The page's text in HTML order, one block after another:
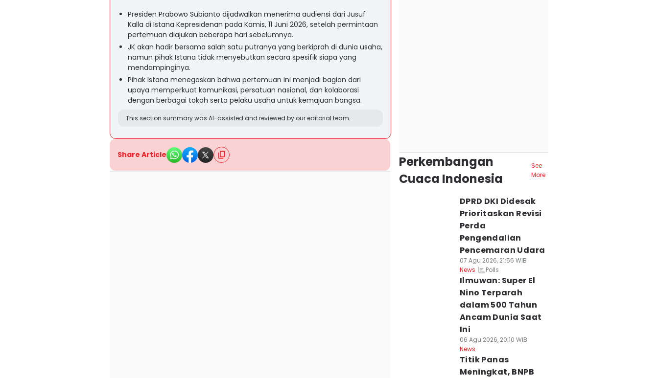
Presiden Prabowo Subianto dijadwalkan menerima audiensi dari Jusuf
Kalla di Istana Kepresidenan pada Kamis, 11 Juni 2026, setelah permintaan
pertemuan diajukan beberapa hari sebelumnya.
JK akan hadir bersama salah satu putranya yang berkiprah di dunia usaha,
namun pihak Istana tidak menyebutkan secara spesifik siapa yang
mendampinginya.
Pihak Istana menegaskan bahwa pertemuan ini menjadi bagian dari
upaya memperkuat komunikasi, persatuan nasional, dan kolaborasi
dengan berbagai tokoh serta pelaku usaha untuk kemajuan bangsa.
This section summary was AI-assisted and reviewed by our editorial team.
Share Article
Perkembangan
Cuaca Indonesia
See
More
DPRD DKI Didesak
Prioritaskan Revisi
Perda
Pengendalian
Pencemaran Udara
07 Agu 2026, 21:56 WIB
News
Polls
Ilmuwan: Super El
Nino Terparah
dalam 500 Tahun
Ancam Dunia Saat
Ini
06 Agu 2026, 20:10 WIB
News
Titik Panas
Meningkat, BNPB